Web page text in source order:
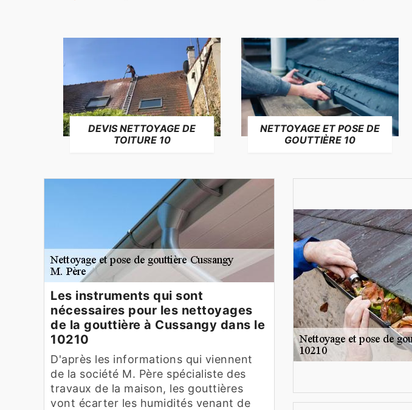
DEVIS NETTOYAGE DE
TOITURE 10
NETTOYAGE ET POSE DE
GOUTTIÈRE 10
Les instruments qui sont
nécessaires pour les nettoyages
de la gouttière à Cussangy dans le
10210
D'après les informations qui viennent
de la société M. Père spécialiste des
travaux de la maison, les gouttières
vont écarter les humidités venant de